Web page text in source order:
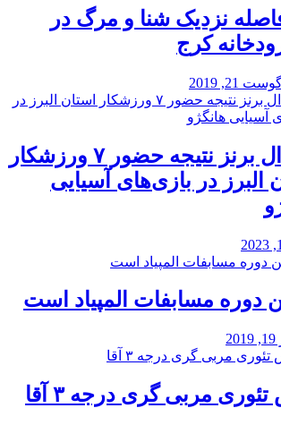
نزدیک شنا و مرگ در
کرج
21, 2019
۲ مدال برنز نتیجه حضور ۷ ورزشکار
البرز در بازی‌های آسیایی
دوره مسابفات المپیاد است
مربی گری درجه ۳ آقا